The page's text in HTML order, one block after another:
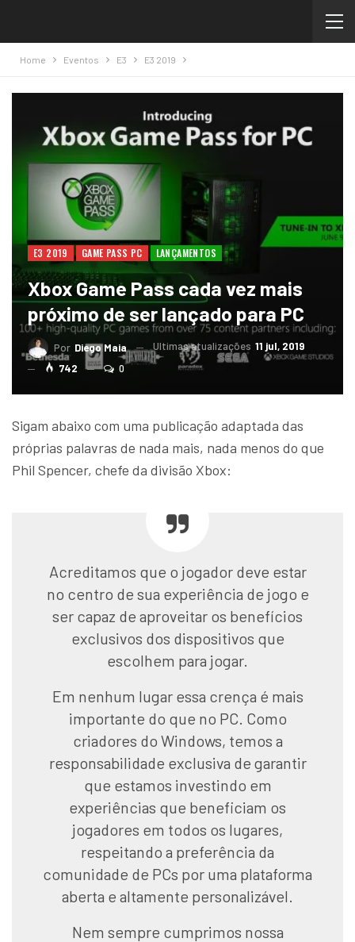
Home Eventos E3 E3 2019
E3 2019 GAME PASS PC LANÇAMENTOS
Xbox Game Pass cada vez mais
próximo de ser lançado para PC
Por Diego Maia Ultimas atualizações 11 jul, 2019
742
0
Sigam abaixo com uma publicação adaptada das
próprias palavras de nada mais, nada menos do que
Phil Spencer, chefe da divisão Xbox:
Acreditamos que o jogador deve estar
no centro de sua experiência de jogo e
ser capaz de aproveitar os benefícios
exclusivos dos dispositivos que
escolhem para jogar.
Em nenhum lugar essa crença é mais
importante do que no PC. Como
criadores do Windows, temos a
responsabilidade exclusiva de garantir
que estamos investindo em
experiências que beneficiam os
jogadores em todos os lugares,
respeitando a preferência da
comunidade de PCs por uma plataforma
aberta e altamente personalizável.
Nem sempre cumprimos nossa